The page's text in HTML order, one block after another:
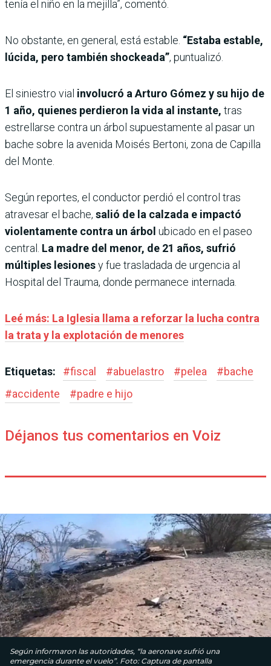
tenía el niño en la mejilla”, comentó.
No obstante, en general, está estable. “Estaba estable,
lúcida, pero también shockeada”, puntualizó.
El siniestro vial involucró a Arturo Gómez y su hijo de
1 año, quienes perdieron la vida al instante, tras
estrellarse contra un árbol supuestamente al pasar un
bache sobre la avenida Moisés Bertoni, zona de Capilla
del Monte.
Según reportes, el conductor perdió el control tras
atravesar el bache, salió de la calzada e impactó
violentamente contra un árbol ubicado en el paseo
central.
La madre del menor, de 21 años, sufrió
múltiples lesionesy fue trasladada de urgencia al
Hospital del Trauma, donde permanece internada.
Leé más: La Iglesia llama a reforzar la lucha contra
la trata y la explotación de menores
Etiquetas: #fiscal #abuelastro #pelea #bache
#accidente #padre e hijo
Déjanos tus comentarios en Voiz
Según informaron las autoridades, “la aeronave sufrió una
emergencia durante el vuelo”. Foto: Captura de pantalla